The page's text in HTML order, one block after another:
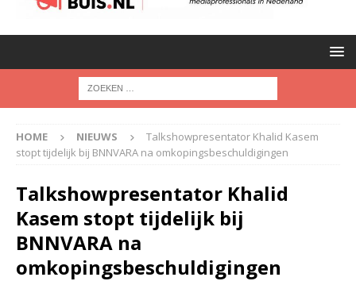
HOME NIEUWS
Talkshowpresentator Khalid Kasem
stopt tijdelijk bij BNNVARA na omkopingsbeschuldigingen
Talkshowpresentator Khalid
Kasem stopt tijdelijk bij
BNNVARA na
omkopingsbeschuldigingen